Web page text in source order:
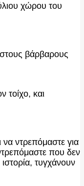
χώρου του
βάρβαρους
τοίχο, και
ντρεπόμαστε για
που δεν
τυγχάνουν